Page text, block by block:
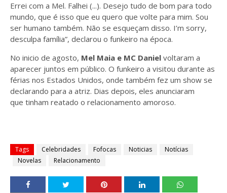
Errei com a Mel. Falhei (...). Desejo tudo de bom para todo
mundo, que é isso que eu quero que volte para mim. Sou
ser humano também. Não se esqueçam disso. I’m sorry,
desculpa família”, declarou o funkeiro na época.
No inicio de agosto, Mel Maia e MC Daniel voltaram a
aparecer juntos em público. O funkeiro a visitou durante as
férias nos Estados Unidos, onde também fez um show se
declarando para a atriz. Dias depois, eles anunciaram
que tinham reatado o relacionamento amoroso.
Tags Celebridades Fofocas Noticias
Notícias
Novelas
Relacionamento